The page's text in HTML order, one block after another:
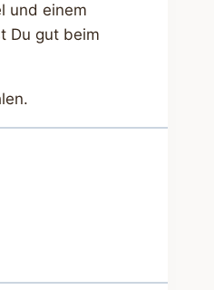
und einem
Du gut beim